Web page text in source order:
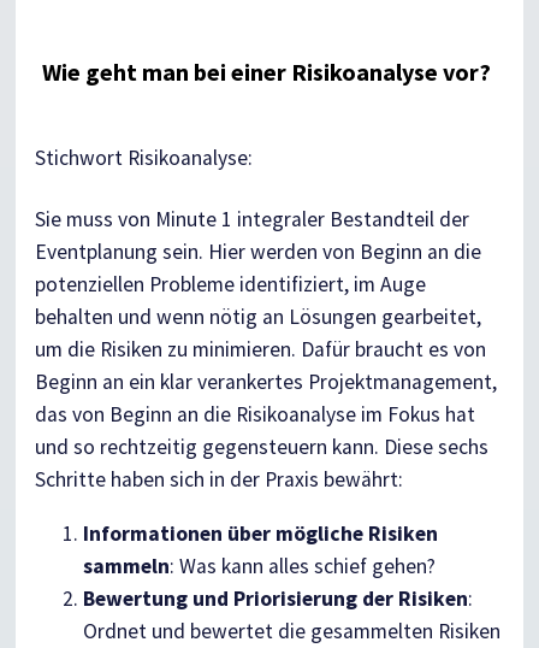
Wie geht man bei einer Risikoanalyse vor?
Stichwort Risikoanalyse:
Sie muss von Minute 1 integraler Bestandteil der
Eventplanung sein. Hier werden von Beginn an die
potenziellen Probleme identifiziert, im Auge
behalten und wenn nötig an Lösungen gearbeitet,
um die Risiken zu minimieren. Dafür braucht es von
Beginn an ein klar verankertes Projektmanagement,
das von Beginn an die Risikoanalyse im Fokus hat
und so rechtzeitig gegensteuern kann. Diese sechs
Schritte haben sich in der Praxis bewährt:
Informationen über mögliche Risiken
sammeln: Was kann alles schief gehen?
Bewertung und Priorisierung der Risiken:
Ordnet und bewertet die gesammelten Risiken